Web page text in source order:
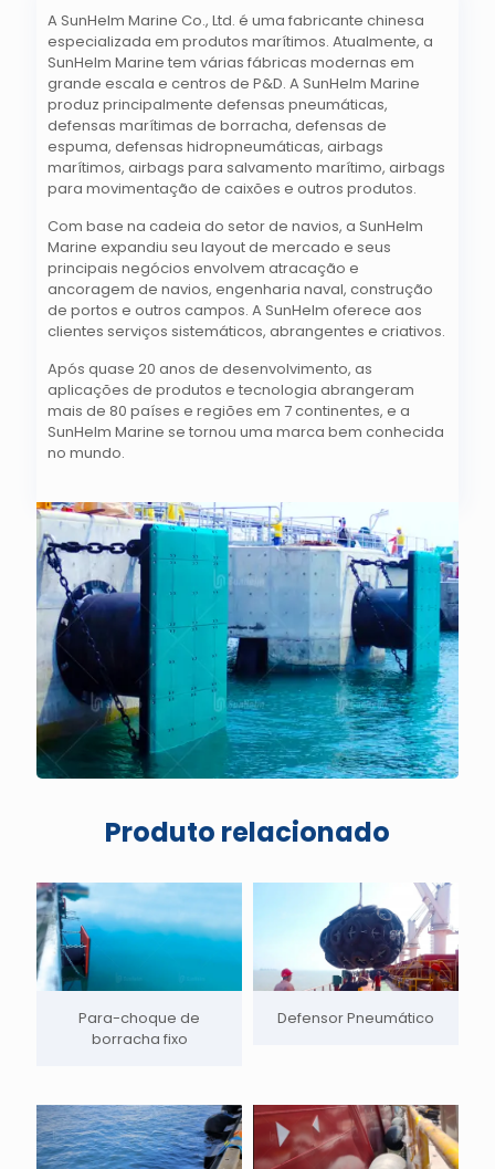
A SunHelm Marine Co., Ltd. é uma fabricante chinesa
especializada em produtos marítimos. Atualmente, a
SunHelm Marine tem várias fábricas modernas em
grande escala e centros de P&D. A SunHelm Marine
produz principalmente defensas pneumáticas,
defensas marítimas de borracha, defensas de
espuma, defensas hidropneumáticas, airbags
marítimos, airbags para salvamento marítimo, airbags
para movimentação de caixões e outros produtos.
Com base na cadeia do setor de navios, a SunHelm
Marine expandiu seu layout de mercado e seus
principais negócios envolvem atracação e
ancoragem de navios, engenharia naval, construção
de portos e outros campos. A SunHelm oferece aos
clientes serviços sistemáticos, abrangentes e criativos.
Após quase 20 anos de desenvolvimento, as
aplicações de produtos e tecnologia abrangeram
mais de 80 países e regiões em 7 continentes, e a
SunHelm Marine se tornou uma marca bem conhecida
no mundo.
Produto relacionado
Para-choque de
borracha fixo
Defensor Pneumático